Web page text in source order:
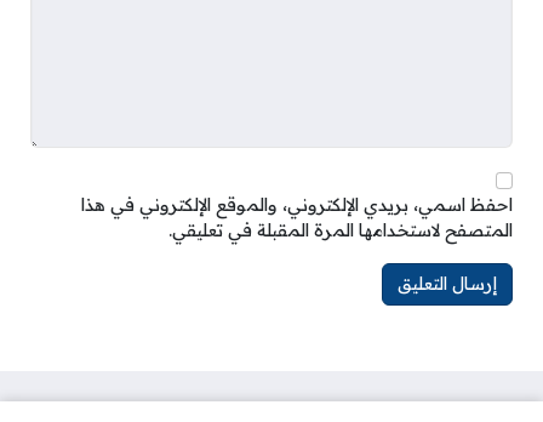
احفظ اسمي، بريدي الإلكتروني، والموقع الإلكتروني في هذا
المتصفح لاستخدامها المرة المقبلة في تعليقي.